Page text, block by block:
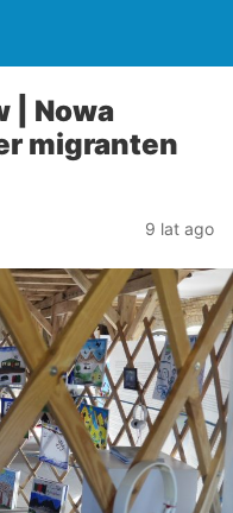
| Nowa
migranten
9 lat ago